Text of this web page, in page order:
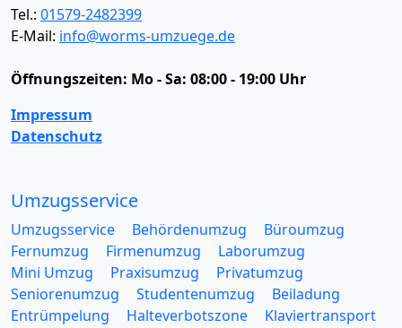
Tel.: 01579-2482399
E-Mail: info@worms-umzuege.de
Öffnungszeiten: Mo - Sa: 08:00 - 19:00 Uhr
Impressum
Datenschutz
Umzugsservice
Umzugsservice Behördenumzug
Büroumzug
Fernumzug
Firmenumzug
Laborumzug
Mini Umzug
Praxisumzug
Privatumzug
Seniorenumzug
Studentenumzug
Beiladung
Entrümpelung
Halteverbotszone
Klaviertransport